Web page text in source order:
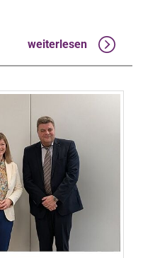
weiterlesen